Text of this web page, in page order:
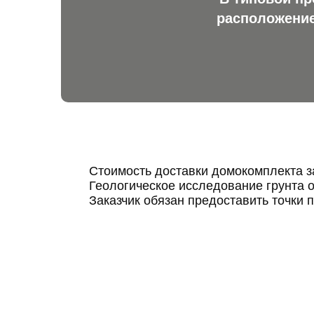
Стоимость доставки домокомплекта
Геологическое исследование грунта
Заказчик обязан предоставить